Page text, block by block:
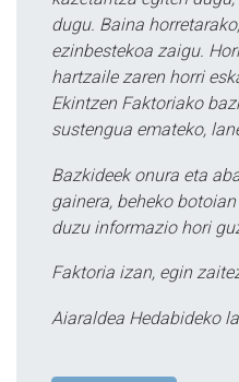
dugu. Baina
ezinbestekoa zaigu.
hartzaile zaren horri
Ekintzen Faktoriako
sustengua emateko,
Bazkideek onura eta
gainera, beheko
duzu informazio hori
Faktoria izan, egin
Aiaraldea Hedabideko